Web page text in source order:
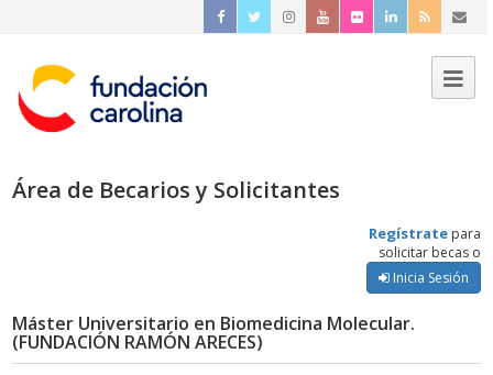
Área de Becarios y Solicitantes
Regístrate para
solicitar becas o
Inicia Sesión
Máster Universitario en Biomedicina Molecular.
(FUNDACIÓN RAMÓN ARECES)